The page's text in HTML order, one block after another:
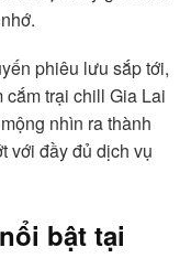
phiêu lưu sắp tới,
trại chill Gia Lai
nhìn ra thành
với đầy đủ dịch vụ
bật tại